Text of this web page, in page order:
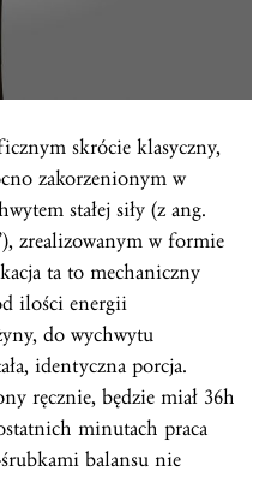
skrócie klasyczny,
zakorzenionym w
stałej siły (z ang.
zrealizowanym w formie
ta to mechaniczny
ilości energii
do wychwytu
identyczna porcja.
ręcznie, będzie miał 36h
minutach praca
balansu nie